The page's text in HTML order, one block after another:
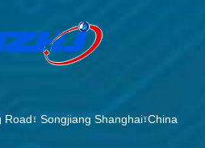
Road፣ Songjiang Shanghai፣China